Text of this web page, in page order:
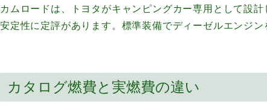
カムロードは、トヨタがキャンピングカー専用として設
安定性に定評があります。標準装備でディーゼルエンジ
カタログ燃費と実燃費の違い